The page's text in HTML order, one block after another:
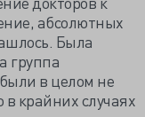
абсолютных
Была
группа
в целом не
крайних случаях